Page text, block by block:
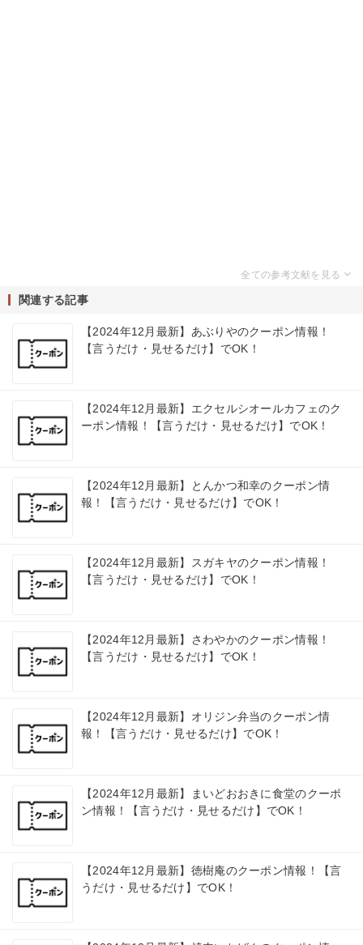
関連する記事
【2024年12月最新】あぶりやのクーポン情報！
【言うだけ・見せるだけ】でOK！
【2024年12月最新】エクセルシオールカフェのク
ーポン情報！【言うだけ・見せるだけ】でOK！
【2024年12月最新】とんかつ和幸のクーポン情
報！【言うだけ・見せるだけ】でOK！
【2024年12月最新】スガキヤのクーポン情報！
【言うだけ・見せるだけ】でOK！
【2024年12月最新】さわやかのクーポン情報！
【言うだけ・見せるだけ】でOK！
【2024年12月最新】オリジン弁当のクーポン情
報！【言うだけ・見せるだけ】でOK！
【2024年12月最新】まいどおおきに食堂のクーポ
ン情報！【言うだけ・見せるだけ】でOK！
【2024年12月最新】徳樹庵のクーポン情報！【言
うだけ・見せるだけ】でOK！